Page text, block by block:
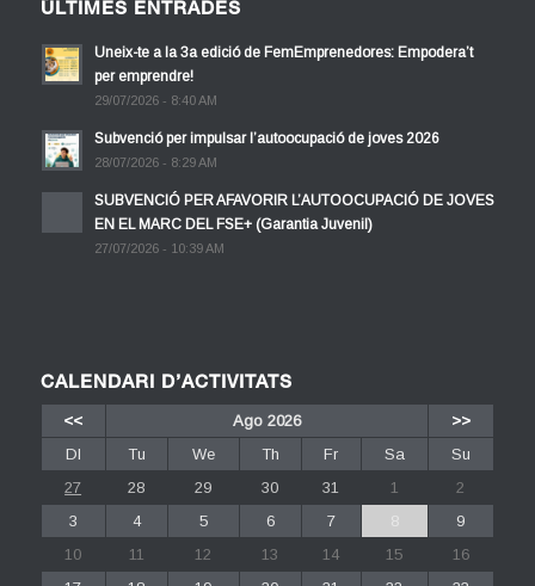
ÚLTIMES ENTRADES
Uneix-te a la 3a edició de FemEmprenedores: Empodera’t
per emprendre!
29/07/2026 - 8:40 AM
Subvenció per impulsar l’autoocupació de joves 2026
28/07/2026 - 8:29 AM
SUBVENCIÓ PER AFAVORIR L’AUTOOCUPACIÓ DE JOVES
EN EL MARC DEL FSE+ (Garantia Juvenil)
27/07/2026 - 10:39 AM
CALENDARI D’ACTIVITATS
<< Ago 2026
>>
Dl
Tu We Th Fr Sa
Su
27
28 29 30 31 1
2
3
4 5 6 7 8
9
10
11 12 13 14 15
16